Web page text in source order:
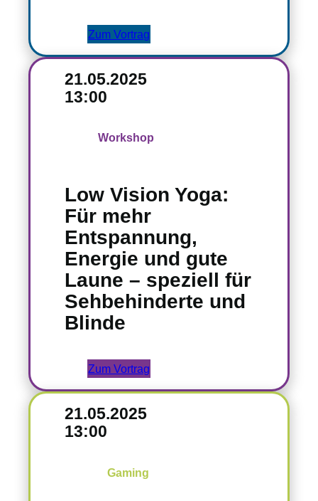
Zum Vortrag
21.05.2025
13:00
Workshop
Low Vision Yoga:
Für mehr
Entspannung,
Energie und gute
Laune – speziell für
Sehbehinderte und
Blinde
Zum Vortrag
21.05.2025
13:00
Gaming